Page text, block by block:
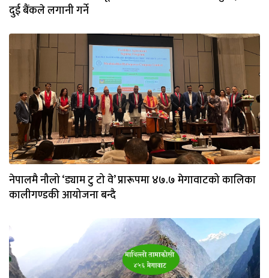
दुई बैंकले लगानी गर्ने
नेपालमै नौलो ‘ड्याम टु टो वे’ प्रारूपमा ४७.७ मेगावाटको कालिका
कालीगण्डकी आयोजना बन्दै